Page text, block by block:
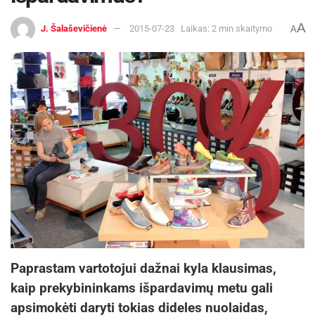
pašarams nenaudojamos ir sojos.
Už tvoros kapstosi, kasa tunelius mėsinės ir
dedeklės vištos. Kai joms įdeda šieno ritinį,
sukapoja per kelias dienas. Darbuotoja čia pat
šutina bulves ir ruošia vištoms lesalą. Kelios net
sugeba perskristi per tvorą – tokias paklydėles
vakare tenka gaudyti. „Nakčiai paukščius
uždarome į patalpą, neturime sąlygų laikyti lauke,
čia gali atsėlinti ir lapė iš miško“, – sako
direktorius.
Galvijai ganosi laisvai
Ūkyje laikomasi gyvūnų gerovės principo:
aubrakai vaikšto po dvaro teritoriją laisvai. „Jie
J. Šalaševičienė 2015-07-23 Laikas: 2 min skaitymo AA
Paprastam vartotojui dažnai kyla klausimas,
kaip prekybininkams išpardavimų metu gali
apsimokėti daryti tokias dideles nuolaidas,